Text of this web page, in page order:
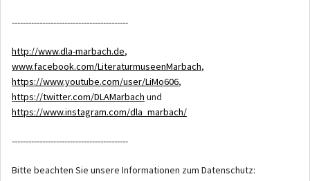
------------------------------------------
http://www.dla-marbach.de,
www.facebook.com/LiteraturmuseenMarbach,
https://www.youtube.com/user/LiMo606,
https://twitter.com/DLAMarbach und
https://www.instagram.com/dla_marbach/
------------------------------------------
Bitte beachten Sie unsere Informationen zum Datenschutz: